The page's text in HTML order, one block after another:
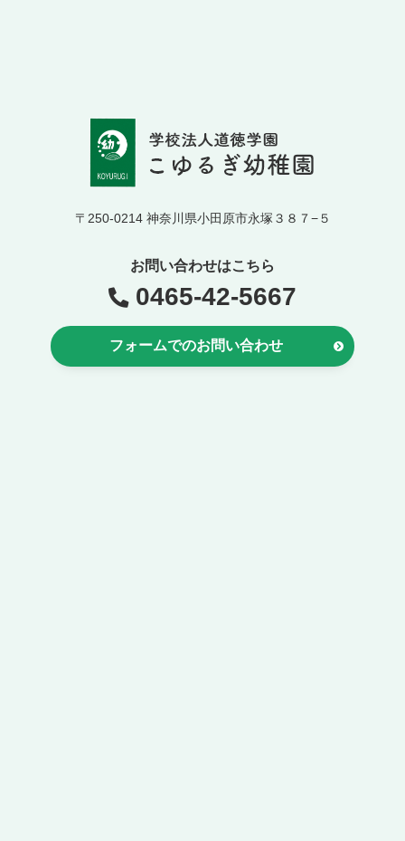
〒250-0214 神奈川県小田原市永塚３８７−５
お問い合わせはこちら
0465-42-5667
フォームでのお問い合わせ